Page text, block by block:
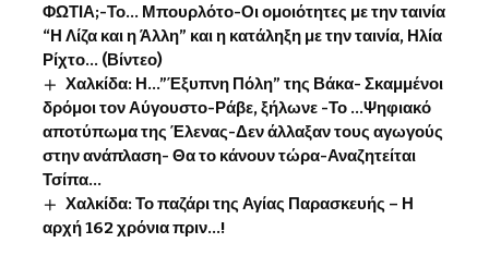
ΦΩΤΙΑ;-Το… Μπουρλότο-Οι ομοιότητες με την ταινία
“Η Λίζα και η Άλλη” και η κατάληξη με την ταινία, Ηλία
Ρίχτο… (Βίντεο)
Χαλκίδα: Η…”Έξυπνη Πόλη” της Βάκα- Σκαμμένοι
δρόμοι τον Αύγουστο-Ράβε, ξήλωνε -Το …Ψηφιακό
αποτύπωμα της Έλενας-Δεν άλλαξαν τους αγωγούς
στην ανάπλαση- Θα το κάνουν τώρα-Αναζητείται
Τσίπα…
Χαλκίδα: Το παζάρι της Αγίας Παρασκευής – Η
αρχή 162 χρόνια πριν…!